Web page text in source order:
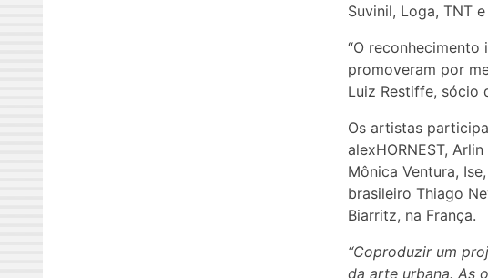
Suvinil, Loga, TNT
“O
promoveram por
Luiz Restiffe, sócio
Os artistas
alexHORNEST,
Mônica Ventura,
brasileiro Thiago
Biarritz, na França.
“Coproduzir um
da arte urbana. As